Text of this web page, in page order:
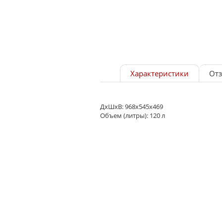
Характеристики
ДхШхВ: 968х545х469
Объем (литры): 120 л